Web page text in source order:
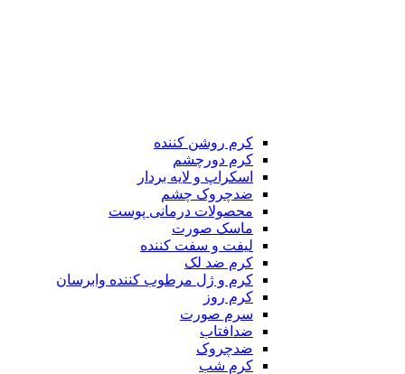
کرم روشن کننده
کرم دورچشم
اسکراپ و لایه بردار
ضدچروک چشم
محصولات درمانی پوست
ماسک صورت
لیفت و سفت کننده
کرم ضد لک
کرم و ژل مرطوب کننده وابرسان
کرم روز
سرم صورت
ضدافتاب
ضدچروک
کرم شب